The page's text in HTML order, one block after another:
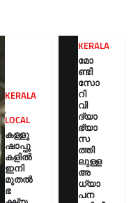
KERALA
,
LOCAL
കള്ളു
ഷാപ്പു
കളിൽ
ഇനി
മുതൽ
ഭ
KERALA
മോ
ണ്ടി
സോ
റി
വി
ദ്യാ
ഭ്യാ
സ
ത്തി
ലുള്ള
അ
ധ്യാ
പന